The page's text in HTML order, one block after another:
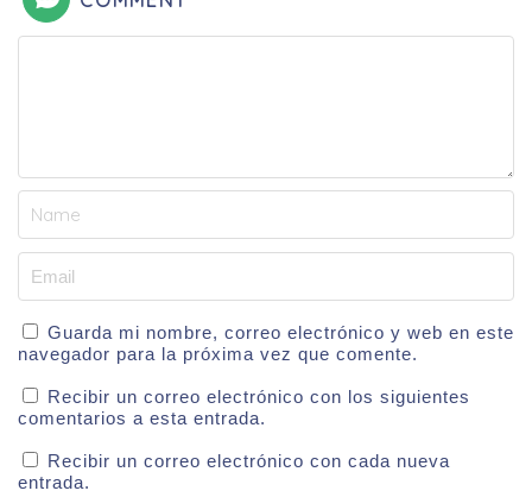
Guarda mi nombre, correo electrónico y web en este
navegador para la próxima vez que comente.
Recibir un correo electrónico con los siguientes
comentarios a esta entrada.
Recibir un correo electrónico con cada nueva
entrada.